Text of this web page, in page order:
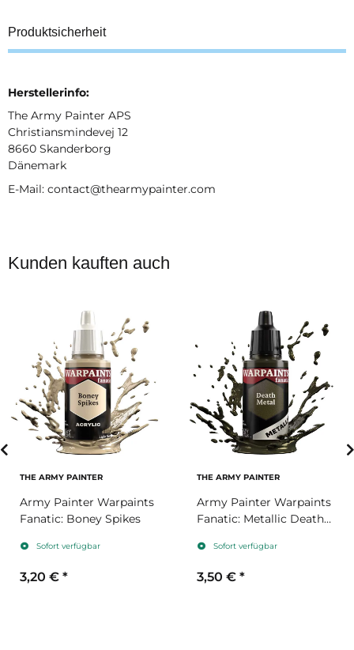
Produktsicherheit
Herstellerinfo:
The Army Painter APS
Christiansmindevej 12
8660 Skanderborg
Dänemark
E-Mail: contact@thearmypainter.com
Kunden kauften auch
THE ARMY PAINTER
Army Painter Warpaints
Fanatic: Boney Spikes
Sofort verfügbar
3,20 € *
THE ARMY PAINTER
Army Painter Warpaints
Fanatic: Metallic Death
Sofort verfügbar
3,50 € *